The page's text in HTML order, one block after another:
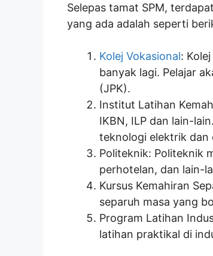
Selepas tamat SPM,
yang ada adalah seperti
Kolej Vokasional:
banyak lagi. Pelajar
(JPK).
Institut Latihan
IKBN, ILP dan lain-
teknologi elektrik dan
Politeknik: Politeknik
perhotelan, dan lain-
Kursus Kemahiran
separuh masa yang
Program Latihan
latihan praktikal di